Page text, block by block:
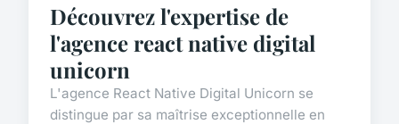
Découvrez l'expertise de
l'agence react native digital
unicorn
L'agence React Native Digital Unicorn se
distingue par sa maîtrise exceptionnelle en